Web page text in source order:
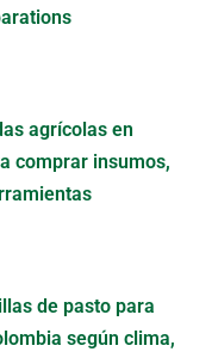
agrícolas en
comprar insumos,
de pasto para
según clima,